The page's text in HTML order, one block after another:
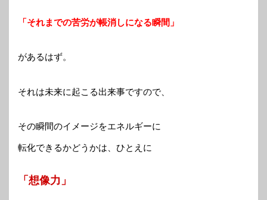
「それまでの苦労が帳消しになる瞬間」
があるはず。
それは未来に起こる出来事ですので、
その瞬間のイメージをエネルギーに
転化できるかどうかは、ひとえに
「想像力」